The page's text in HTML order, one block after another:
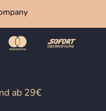
ab 29€